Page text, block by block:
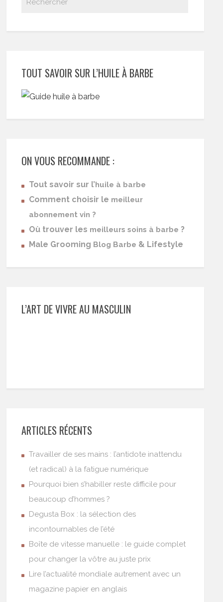
TOUT SAVOIR SUR L’HUILE À BARBE
ON VOUS RECOMMANDE :
Tout savoir sur l’huile à barbe
Comment choisir le meilleur
abonnement vin ?
Où trouver les meilleurs soins à barbe ?
Male Grooming Blog Barbe & Lifestyle
L’ART DE VIVRE AU MASCULIN
ARTICLES RÉCENTS
Travailler de ses mains : l’antidote inattendu
(et radical) à la fatigue numérique
Pourquoi bien s’habiller reste difficile pour
beaucoup d’hommes ?
Degusta Box : la sélection des
incontournables de l’été
Boîte de vitesse manuelle : le guide complet
pour changer la vôtre au juste prix
Lire l’actualité mondiale autrement avec un
magazine papier en anglais